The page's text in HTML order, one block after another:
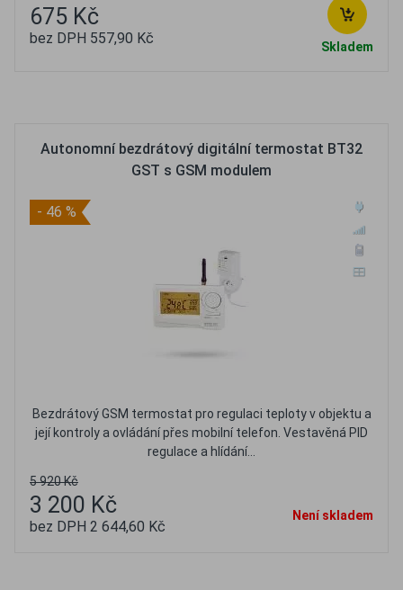
675 Kč
bez DPH 557,90 Kč Skladem
Autonomní bezdrátový digitální termostat BT32
GST s GSM modulem
- 46 %
Bezdrátový GSM termostat pro regulaci teploty v objektu a
její kontroly a ovládání přes mobilní telefon. Vestavěná PID
regulace a hlídání...
5 920 Kč
3 200 Kč
bez DPH 2 644,60 Kč
Není skladem